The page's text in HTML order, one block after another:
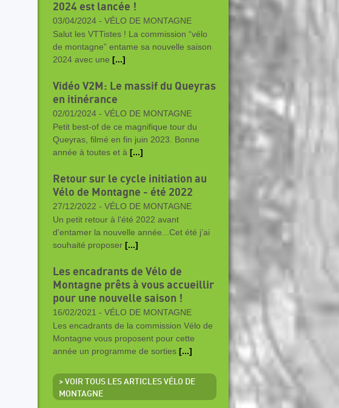
2024 est lancée !
03/04/2024 - VÉLO DE MONTAGNE
Salut les VTTistes ! La commission “vélo
de montagne” entame sa nouvelle saison
2024 avec une [...]
Vidéo V2M: Le massif du Queyras
en itinérance
02/01/2024 - VÉLO DE MONTAGNE
Petit best-of de ce magnifique tour du
Queyras, filmé en fin juin 2023. Bonne
année à toutes et à [...]
Retour sur le cycle initiation au
Vélo de Montagne - été 2022
27/12/2022 - VÉLO DE MONTAGNE
Un petit retour à l'été 2022 avant
d'entamer la nouvelle année...Cet été j’ai
souhaité proposer [...]
Les encadrants de Vélo de
Montagne prêts à vous accueillir
pour une nouvelle saison !
16/02/2021 - VÉLO DE MONTAGNE
Les encadrants de la commission Vélo de
Montagne vous proposent pour cette
année un programme de sorties [...]
> VOIR TOUS LES ARTICLES VÉLO DE
MONTAGNE